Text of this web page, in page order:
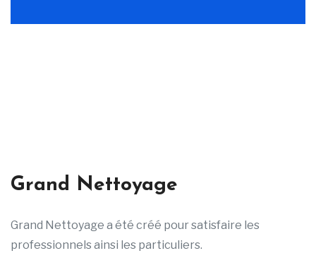
Grand Nettoyage
Grand Nettoyage a été créé pour satisfaire les
professionnels ainsi les particuliers.